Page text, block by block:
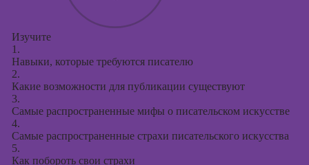
презентаций в
Изучите
1.
Навыки, которые требуются писателю
2.
Какие возможности для публикации существуют
3.
Самые распространенные мифы о писательском искусстве
4.
Самые распространенные страхи писательского искусства
5.
Как побороть свои страхи